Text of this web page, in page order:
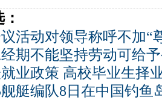
活动对领导称呼不加“
期不能坚持劳动可给
业政策 高校毕业生择
艇编队8日在中国钓鱼